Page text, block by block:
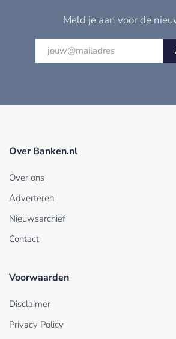
Meld je aan voor de
Over Banken.nl
Over ons
Adverteren
Nieuwsarchief
Contact
Voorwaarden
Disclaimer
Privacy Policy